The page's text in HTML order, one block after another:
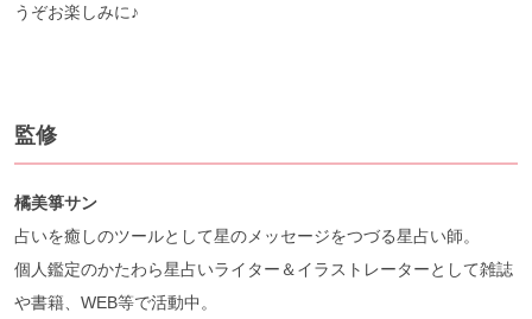
うぞお楽しみに♪
監修
橘美箏サン
占いを癒しのツールとして星のメッセージをつづる星占い師。
個人鑑定のかたわら星占いライター＆イラストレーターとして雑誌
や書籍、WEB等で活動中。